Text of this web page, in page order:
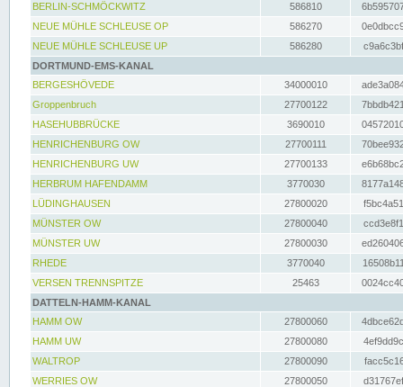
BERLIN-SCHMÖCKWITZ
586810
NEUE MÜHLE SCHLEUSE OP
586270
NEUE MÜHLE SCHLEUSE UP
586280
DORTMUND-EMS-KANAL
BERGESHÖVEDE
34000010
Groppenbruch
27700122
HASEHUBBRÜCKE
3690010
HENRICHENBURG OW
27700111
HENRICHENBURG UW
27700133
HERBRUM HAFENDAMM
3770030
LÜDINGHAUSEN
27800020
MÜNSTER OW
27800040
MÜNSTER UW
27800030
RHEDE
3770040
VERSEN TRENNSPITZE
25463
DATTELN-HAMM-KANAL
HAMM OW
27800060
HAMM UW
27800080
WALTROP
27800090
WERRIES OW
27800050